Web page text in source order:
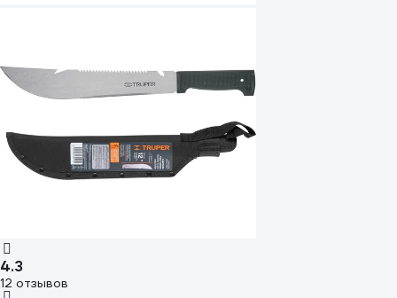
4.3
12 отзывов